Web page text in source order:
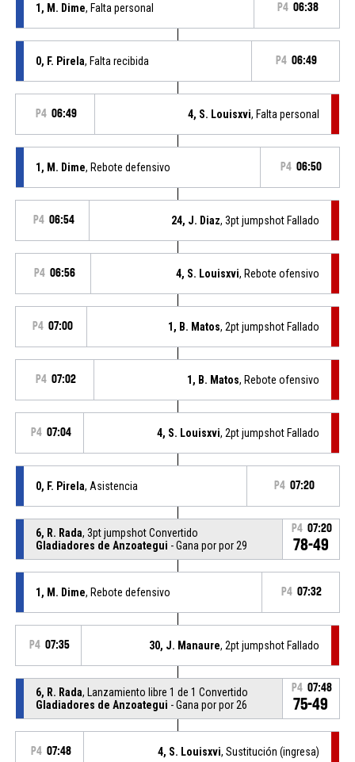
1, M. Dime, Falta personal P4 06:38
0, F. Pirela, Falta recibida P4 06:49
P4 06:49 4, S. Louisxvi, Falta personal
1, M. Dime, Rebote defensivo P4 06:50
P4 06:54 24, J. Diaz, 3pt jumpshot Fallado
P4 06:56 4, S. Louisxvi, Rebote ofensivo
P4 07:00 1, B. Matos, 2pt jumpshot Fallado
P4 07:02 1, B. Matos, Rebote ofensivo
P4 07:04 4, S. Louisxvi, 2pt jumpshot Fallado
0, F. Pirela, Asistencia P4 07:20
6, R. Rada, 3pt jumpshot Convertido
Gladiadores de Anzoategui - Gana por por 29
P4 07:20
78-49
1, M. Dime, Rebote defensivo P4 07:32
P4 07:35 30, J. Manaure, 2pt jumpshot Fallado
6, R. Rada, Lanzamiento libre 1 de 1 Convertido
Gladiadores de Anzoategui - Gana por por 26
P4 07:48
75-49
P4 07:48 4, S. Louisxvi, Sustitución (ingresa)